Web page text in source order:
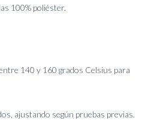
100% poliéster.
140 y 160 grados Celsius para
ajustando según pruebas previas.